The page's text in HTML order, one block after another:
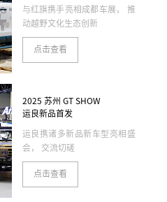
与红旗携手亮相成都车展， 推
动越野文化生态创新
点击查看
2025 苏州 GT SHOW
运良新品首发
运良携诸多新品新车型亮相盛
会， 交流切磋
点击查看